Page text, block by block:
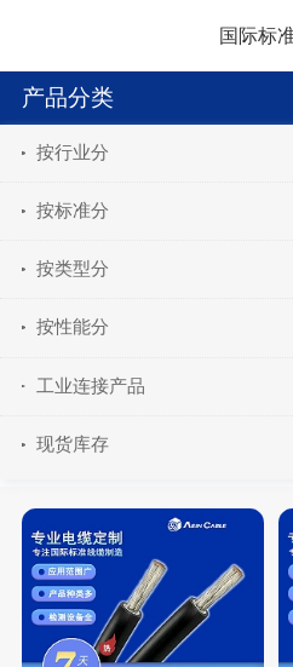
国际标
产品分类
按行业分
按标准分
按类型分
按性能分
工业连接产品
现货库存